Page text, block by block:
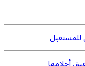
للمستقبل
أحلامها